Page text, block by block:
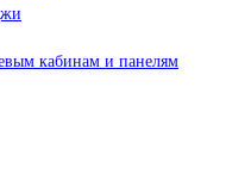
кабинам и панелям